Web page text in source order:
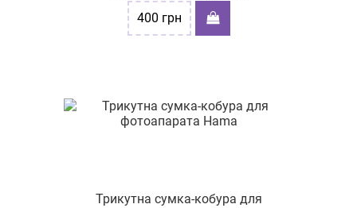
400 грн
Трикутна сумка-кобура для